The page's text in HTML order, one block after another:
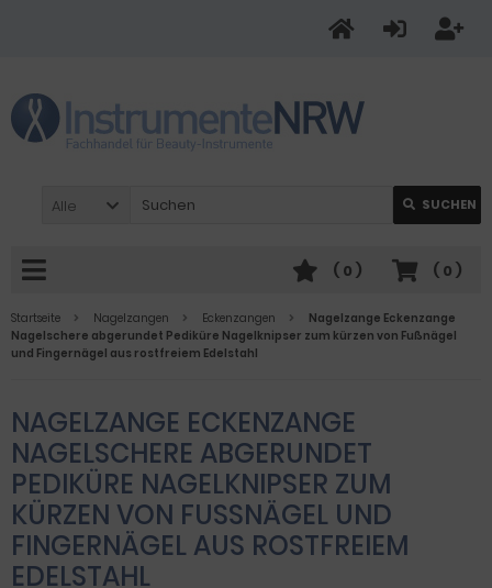
Alle SUCHEN
( 0 )
( 0 )
Startseite Nagelzangen Eckenzangen
Nagelzange Eckenzange
Nagelschere abgerundet Pediküre Nagelknipser zum kürzen von Fußnägel
und Fingernägel aus rostfreiem Edelstahl
NAGELZANGE ECKENZANGE
NAGELSCHERE ABGERUNDET
PEDIKÜRE NAGELKNIPSER ZUM
KÜRZEN VON FUSSNÄGEL UND F
INGERNÄGEL AUS ROSTFREIEM E
DELSTAHL